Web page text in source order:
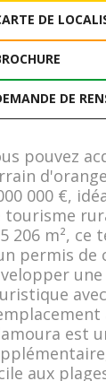
DE
DE
pouvez
000 €,
tourisme
206 m², ce
permis de
est
aux